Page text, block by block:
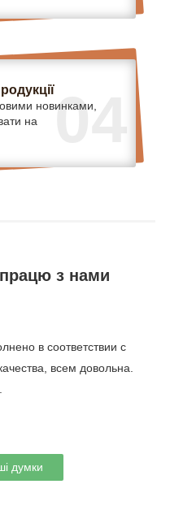
04
новинками,
на
з нами
в соответствии с
всем довольна.
думки